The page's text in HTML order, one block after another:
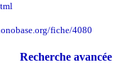
fiche/4080
Recherche avancée